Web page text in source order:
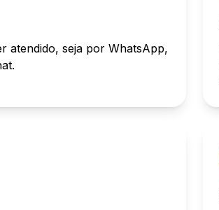
atendido, seja por WhatsApp,